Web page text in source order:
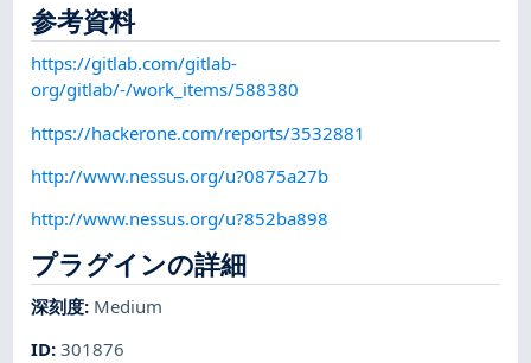
参考資料
https://gitlab.com/gitlab-
org/gitlab/-/work_items/588380
https://hackerone.com/reports/3532881
http://www.nessus.org/u?0875a27b
http://www.nessus.org/u?852ba898
プラグインの詳細
深刻度: Medium
ID:301876